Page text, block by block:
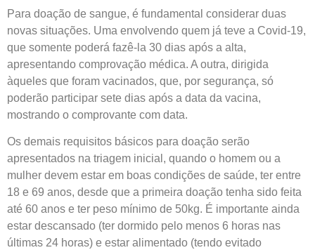
Para doação de sangue, é fundamental considerar duas
novas situações. Uma envolvendo quem já teve a Covid-19,
que somente poderá fazê-la 30 dias após a alta,
apresentando comprovação médica. A outra, dirigida
àqueles que foram vacinados, que, por segurança, só
poderão participar sete dias após a data da vacina,
mostrando o comprovante com data.
Os demais requisitos básicos para doação serão
apresentados na triagem inicial, quando o homem ou a
mulher devem estar em boas condições de saúde, ter entre
18 e 69 anos, desde que a primeira doação tenha sido feita
até 60 anos e ter peso mínimo de 50kg. É importante ainda
estar descansado (ter dormido pelo menos 6 horas nas
últimas 24 horas) e estar alimentado (tendo evitado